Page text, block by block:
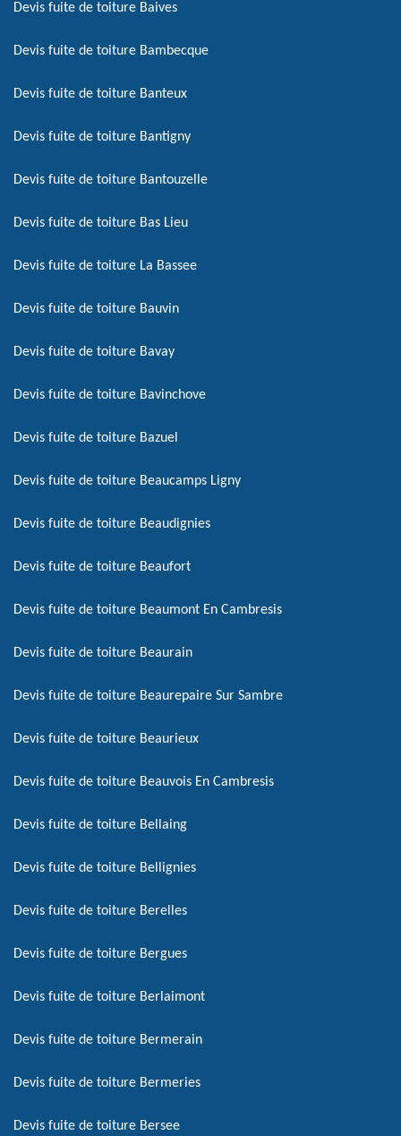
Devis fuite de toiture Baives
Devis fuite de toiture Bambecque
Devis fuite de toiture Banteux
Devis fuite de toiture Bantigny
Devis fuite de toiture Bantouzelle
Devis fuite de toiture Bas Lieu
Devis fuite de toiture La Bassee
Devis fuite de toiture Bauvin
Devis fuite de toiture Bavay
Devis fuite de toiture Bavinchove
Devis fuite de toiture Bazuel
Devis fuite de toiture Beaucamps Ligny
Devis fuite de toiture Beaudignies
Devis fuite de toiture Beaufort
Devis fuite de toiture Beaumont En Cambresis
Devis fuite de toiture Beaurain
Devis fuite de toiture Beaurepaire Sur Sambre
Devis fuite de toiture Beaurieux
Devis fuite de toiture Beauvois En Cambresis
Devis fuite de toiture Bellaing
Devis fuite de toiture Bellignies
Devis fuite de toiture Berelles
Devis fuite de toiture Bergues
Devis fuite de toiture Berlaimont
Devis fuite de toiture Bermerain
Devis fuite de toiture Bermeries
Devis fuite de toiture Bersee